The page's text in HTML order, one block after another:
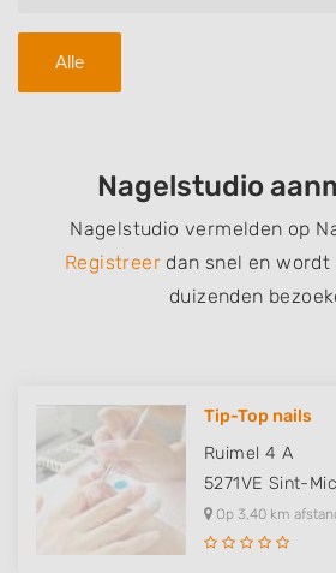
Alle
Nagelstudio
Nagelstudio vermelden op
Registreer dan snel en wordt
duizenden
Tip-Top nails
Ruimel 4 A
5271VE Sint-
Op 3,40 km